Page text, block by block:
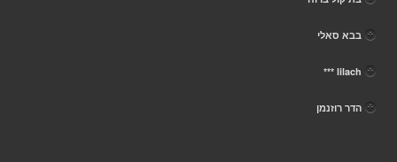
בבא סאלי
lilach ***
הדר רוזנמן